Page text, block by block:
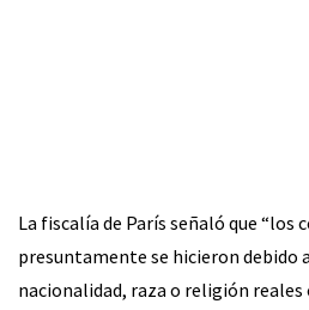
La fiscalía de París señaló que “los
presuntamente se hicieron debido
nacionalidad, raza o religión reales